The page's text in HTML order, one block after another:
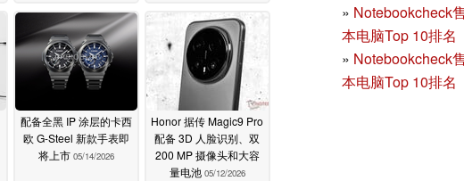
» Notebookcheck
本电脑Top 10排名
» Notebookcheck
本电脑Top 10排名
配备全黑 IP 涂层的卡西
欧 G-Steel 新款手表即
将上市 05/14/2026
Honor 据传 Magic9 Pro
配备 3D 人脸识别、双
200 MP 摄像头和大容
量电池 05/12/2026